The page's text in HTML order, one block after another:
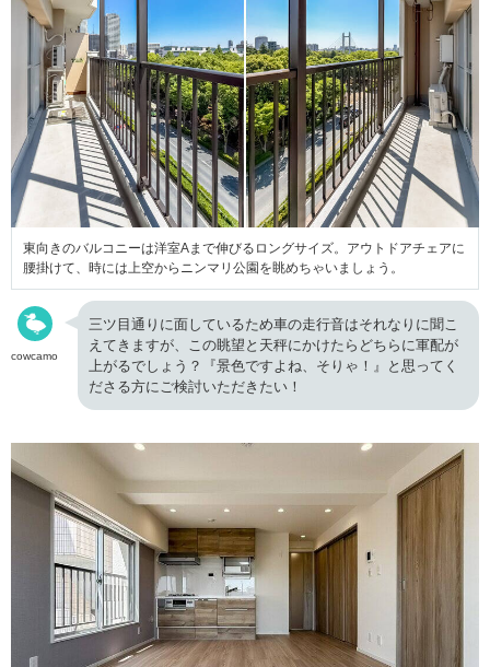
東向きのバルコニーは洋室Aまで伸びるロングサイズ。アウトドアチェアに
腰掛けて、時には上空からニンマリ公園を眺めちゃいましょう。
cowcamo
三ツ目通りに面しているため車の走行音はそれなりに聞こ
えてきますが、この眺望と天秤にかけたらどちらに軍配が
上がるでしょう？『景色ですよね、そりゃ！』と思ってく
ださる方にご検討いただきたい！